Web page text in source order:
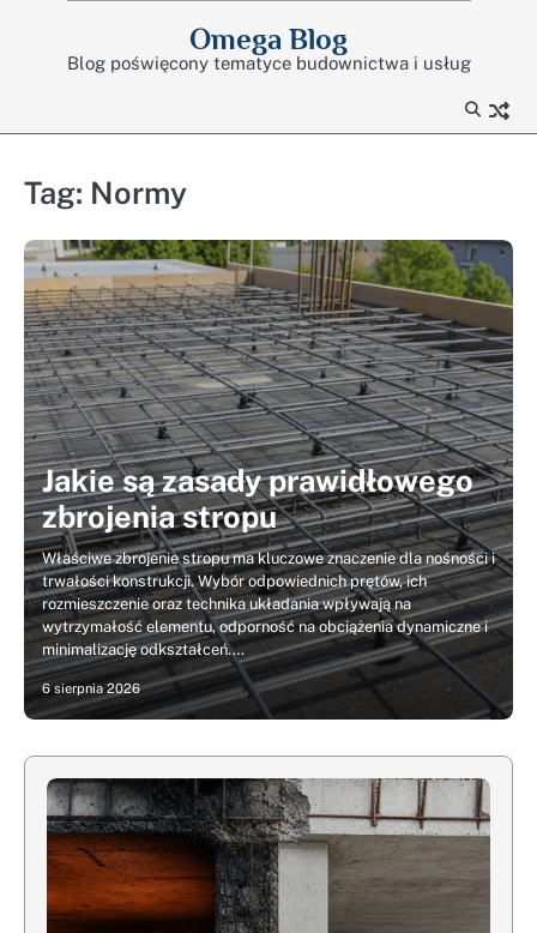
Omega Blog
Blog poświęcony tematyce budownictwa i usług
Tag: Normy
Jakie są zasady prawidłowego
zbrojenia stropu
Właściwe zbrojenie stropu ma kluczowe znaczenie dla nośności i
trwałości konstrukcji. Wybór odpowiednich prętów, ich
rozmieszczenie oraz technika układania wpływają na
wytrzymałość elementu, odporność na obciążenia dynamiczne i
minimalizację odkształceń.…
6 sierpnia 2026